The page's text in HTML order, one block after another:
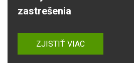
zastrešenia
ZJISTIŤ VIAC